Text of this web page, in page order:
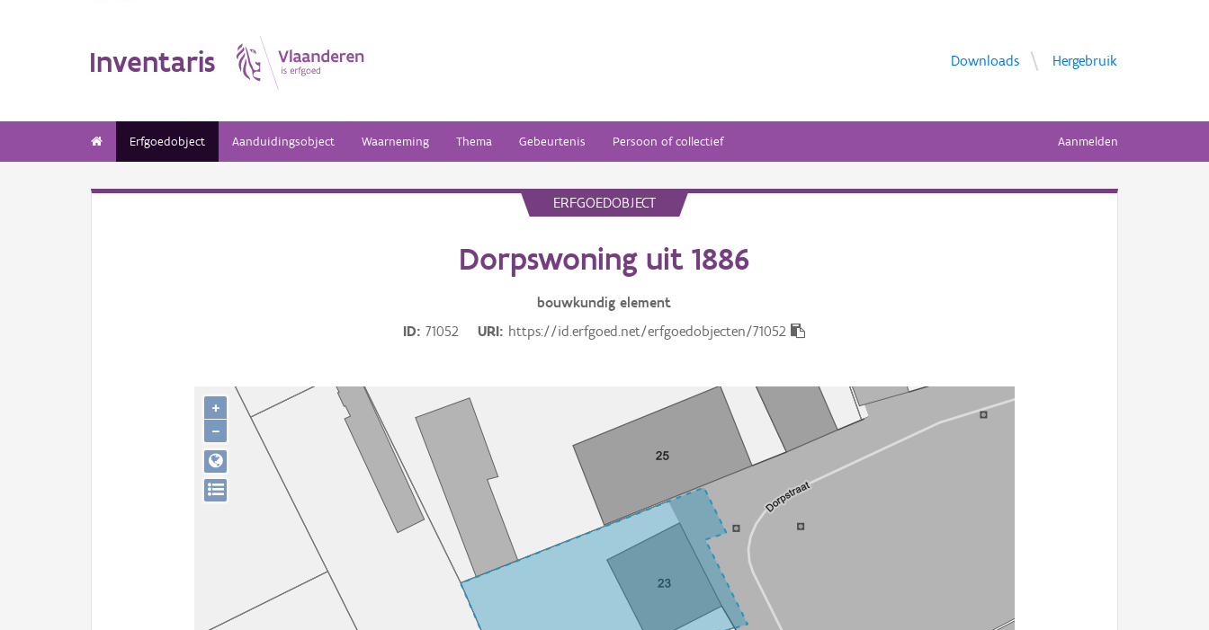
Inventaris Downloads Hergebruik
Erfgoedobject Aanduidingsobject Waarneming Thema Gebeurtenis Persoon of collectief Aanmelden
ERFGOEDOBJECT
Dorpswoning uit 1886
bouwkundig element
ID
71052 URI https://id.erfgoed.net/erfgoedobjecten/71052
+
−